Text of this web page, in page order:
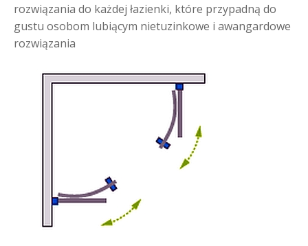
rozwiązania do każdej łazienki, które przypadną do
gustu osobom lubiącym nietuzinkowe i awangardowe
rozwiązania